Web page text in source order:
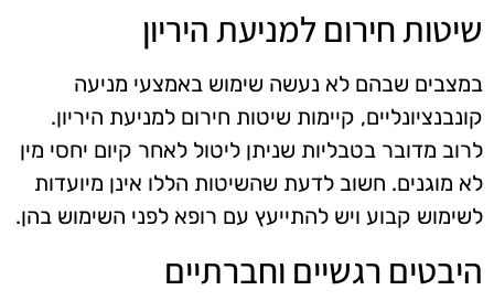
שיטות חירום למניעת היריון
במצבים שבהם לא נעשה שימוש באמצעי מניעה
קונבנציונליים, קיימות שיטות חירום למניעת היריון.
לרוב מדובר בטבליות שניתן ליטול לאחר קיום יחסי מין
לא מוגנים. חשוב לדעת שהשיטות הללו אינן מיועדות
לשימוש קבוע ויש להתייעץ עם רופא לפני השימוש בהן.
היבטים רגשיים וחברתיים